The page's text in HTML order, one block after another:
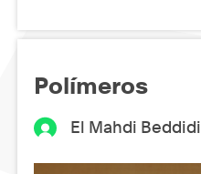
Polímeros
El Mahdi Beddidi